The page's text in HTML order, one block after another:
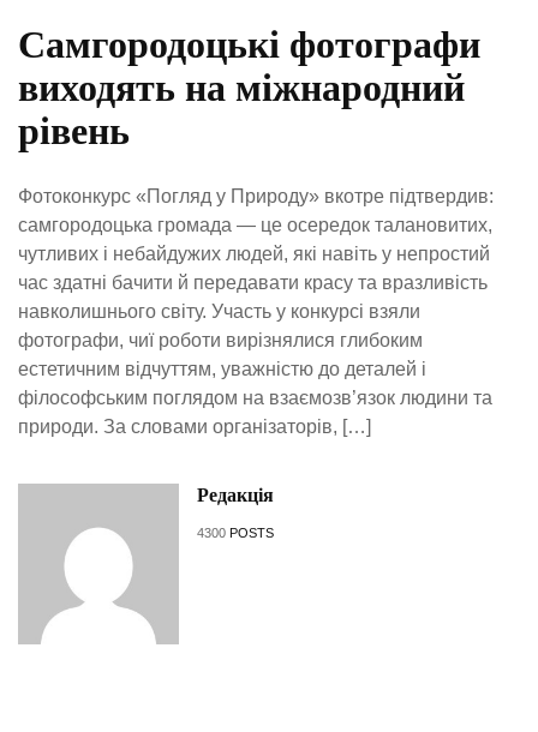
Самгородоцькі фотографи
виходять на міжнародний
рівень
Фотоконкурс «Погляд у Природу» вкотре підтвердив:
самгородоцька громада — це осередок талановитих,
чутливих і небайдужих людей, які навіть у непростий
час здатні бачити й передавати красу та вразливість
навколишнього світу. Участь у конкурсі взяли
фотографи, чиї роботи вирізнялися глибоким
естетичним відчуттям, уважністю до деталей і
філософським поглядом на взаємозв’язок людини та
природи. За словами організаторів, […]
Редакція
4300 POSTS